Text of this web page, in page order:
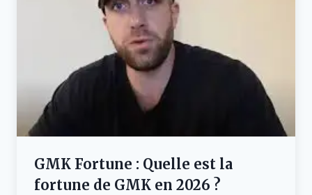
GMK Fortune : Quelle est la
fortune de GMK en 2026 ?